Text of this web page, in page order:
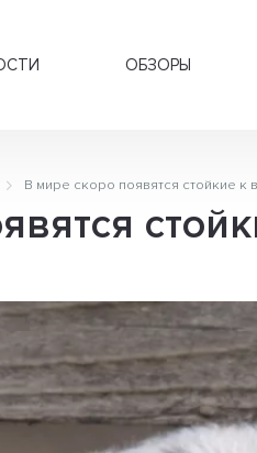
ОБЗОРЫ
В мире скоро появятся стойкие к